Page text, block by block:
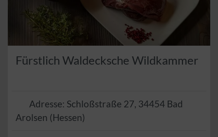
Fürstlich Waldecksche Wildkammer
Adresse: Schloßstraße 27, 34454 Bad
Arolsen (Hessen)